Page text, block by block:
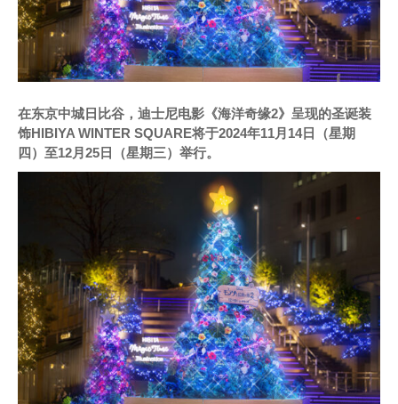
在东京中城日比谷，迪士尼电影《海洋奇缘2》呈现的圣诞装
饰HIBIYA WINTER SQUARE将于2024年11月14日（星期
四）至12月25日（星期三）举行。